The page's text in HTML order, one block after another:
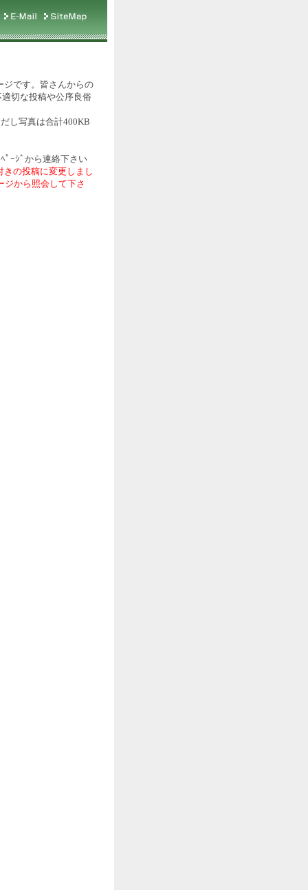
ジです。皆さんからの
切な投稿や公序良俗
し写真は合計400KB
ﾟｰｼﾞから連絡下さい
の投稿に変更しまし
ジから照会して下さ